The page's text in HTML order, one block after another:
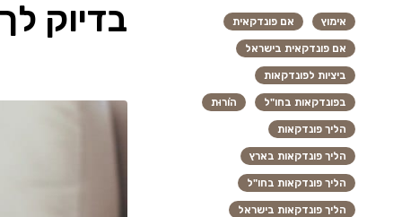
בדיוק אימוץ אם פונדקאית
אם פונדקאית בישראל
ביציות לפונדקאות
בפונדקאות בחו"ל הוֹרוּת
הליך פונדקאות
הליך פונדקאות בארץ
הליך פונדקאות בחו"ל
הליך פונדקאות בישראל